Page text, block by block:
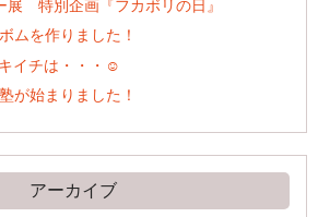
展 特別企画『フカボリの日』
ムを作りました！
イチは・・・☺
が始まりました！
アーカイブ